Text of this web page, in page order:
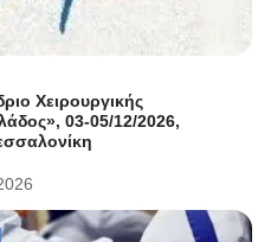
Χειρουργικής
03-05/12/2026,